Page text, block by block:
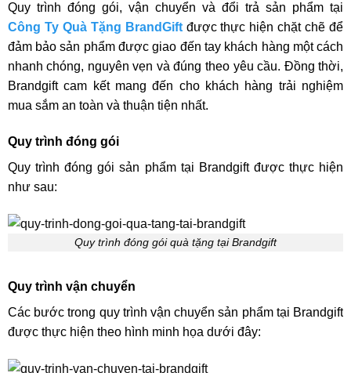
Quy trình đóng gói, vận chuyển và đổi trả sản phẩm tại
Công Ty Quà Tặng BrandGiftđược thực hiện chặt chẽ để
đảm bảo sản phẩm được giao đến tay khách hàng một cách
nhanh chóng, nguyên vẹn và đúng theo yêu cầu. Đồng thời,
Brandgift cam kết mang đến cho khách hàng trải nghiệm
mua sắm an toàn và thuận tiện nhất.
Quy trình đóng gói
Quy trình đóng gói sản phẩm tại Brandgift được thực hiện
như sau:
Quy trình đóng gói quà tặng tại Brandgift
Quy trình vận chuyển
Các bước trong quy trình vận chuyển sản phẩm tại Brandgift
được thực hiện theo hình minh họa dưới đây: